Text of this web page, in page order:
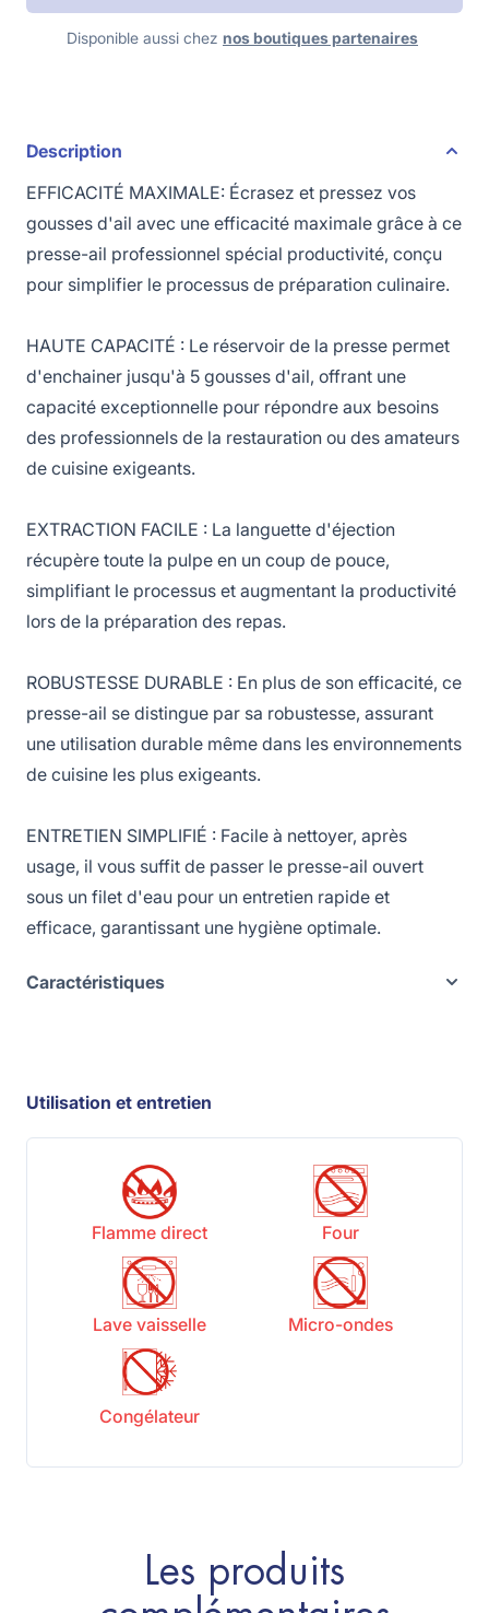
Disponible aussi chez nos boutiques partenaires
Description
EFFICACITÉ MAXIMALE: Écrasez et pressez vos
gousses d'ail avec une efficacité maximale grâce à ce
presse-ail professionnel spécial productivité, conçu
pour simplifier le processus de préparation culinaire.
HAUTE CAPACITÉ : Le réservoir de la presse permet
d'enchainer jusqu'à 5 gousses d'ail, offrant une
capacité exceptionnelle pour répondre aux besoins
des professionnels de la restauration ou des amateurs
de cuisine exigeants.
EXTRACTION FACILE : La languette d'éjection
récupère toute la pulpe en un coup de pouce,
simplifiant le processus et augmentant la productivité
lors de la préparation des repas.
ROBUSTESSE DURABLE : En plus de son efficacité, ce
presse-ail se distingue par sa robustesse, assurant
une utilisation durable même dans les environnements
de cuisine les plus exigeants.
ENTRETIEN SIMPLIFIÉ : Facile à nettoyer, après
usage, il vous suffit de passer le presse-ail ouvert
sous un filet d'eau pour un entretien rapide et
efficace, garantissant une hygiène optimale.
Caractéristiques
Utilisation et entretien
Flamme direct Four
Lave vaisselle Micro-ondes
Congélateur
Les produits